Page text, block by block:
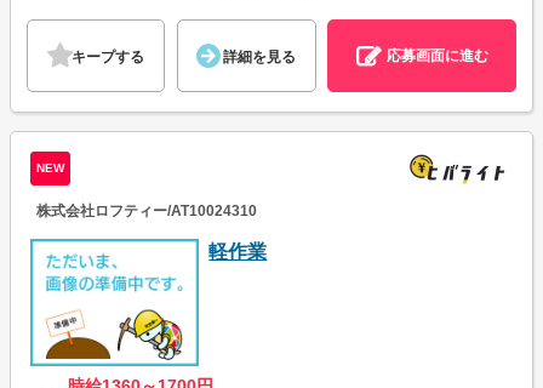
キープする 詳細を見る 応募画面に進む
NEW
株式会社ロフティー/AT10024310
軽作業